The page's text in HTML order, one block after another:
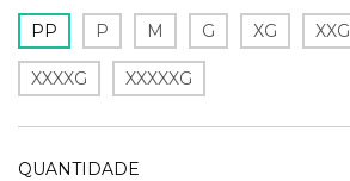
PP
P M G XG XXG
XXXXG XXXXXG
QUANTIDADE